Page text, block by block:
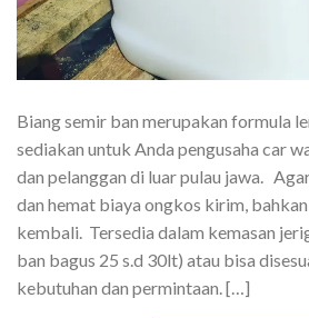
Biang semir ban merupakan formula
sediakan untuk Anda pengusaha car
dan pelanggan di luar pulau jawa.
dan hemat biaya ongkos kirim,
kembali. Tersedia dalam kemasan
ban bagus 25 s.d 30lt) atau bisa
kebutuhan dan permintaan. […]